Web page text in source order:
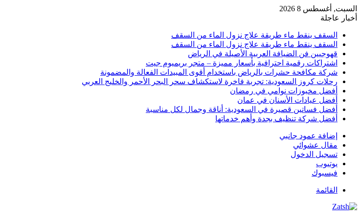
السبت, أغسطس 8 2026
أخبار عاجلة
السقف ينقط ماء طريقة علاج نزول الماء من السقف
السقف ينقط ماء طريقة علاج نزول الماء من السقف
قهوجيين فن الضيافة العربية الأصيلة في الرياض
اشتراكات رقمية احترافية بأسعار مميزة – متجر بريميوم جيت
شركة مكافحة حشرات بالرياض باستخدام أقوى المبيدات الفعالة والمضمونة
رحلات كروز السعودية: تجربة فاخرة لاستكشاف سحر البحر الأحمر والخليج العربي
أفضل مخبوزات نوامي في رمضان
أفضل عيادات الأسنان في عمان
أفضل فساتين قصيرة في السعودية: أناقة وجمال لكل مناسبة
أفضل شركة تنظيف بجدة وأهم خدماتها
إضافة عمود جانبي
مقال عشوائي
تسجيل الدخول
يوتيوب
فيسبوك
القائمة